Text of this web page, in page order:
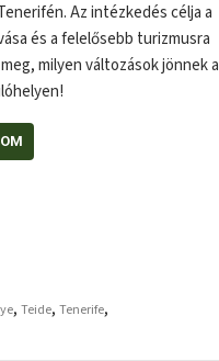
Az intézkedés célja a
és a felelősebb turizmusra
milyen változások jönnek a
, Teide, Tenerife,